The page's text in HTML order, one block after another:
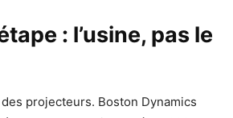
: l’usine, pas le
projecteurs. Boston Dynamics